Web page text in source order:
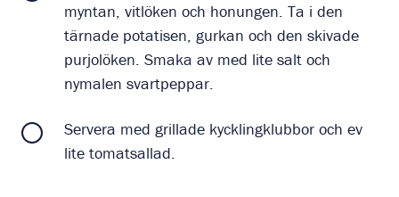
myntan, vitlöken och honungen. Ta i den
tärnade potatisen, gurkan och den skivade
purjolöken. Smaka av med lite salt och
nymalen svartpeppar.
Servera med grillade kycklingklubbor och ev
lite tomatsallad.